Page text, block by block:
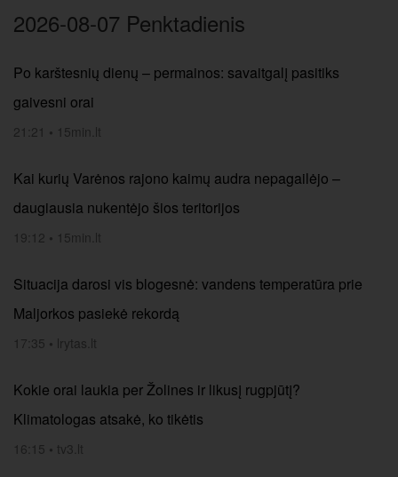
2026-08-07 Penktadienis
Po karštesnių dienų – permainos: savaitgalį pasitiks
gaivesni orai
21:21 • 15min.lt
Kai kurių Varėnos rajono kaimų audra nepagailėjo –
daugiausia nukentėjo šios teritorijos
19:12 • 15min.lt
Situacija darosi vis blogesnė: vandens temperatūra prie
Maljorkos pasiekė rekordą
17:35 • lrytas.lt
Kokie orai laukia per Žolines ir likusį rugpjūtį?
Klimatologas atsakė, ko tikėtis
16:15 • tv3.lt